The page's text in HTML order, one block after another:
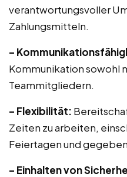
verantwortungsvoller
Zahlungsmitteln.
–
Kommunikation sowohl
Teammitgliedern.
– Flexibilität:
Zeiten zu arbeiten,
Feiertagen und
– Einhalten von